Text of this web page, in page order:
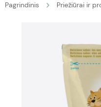
Pagrindinis Priežiūrai ir